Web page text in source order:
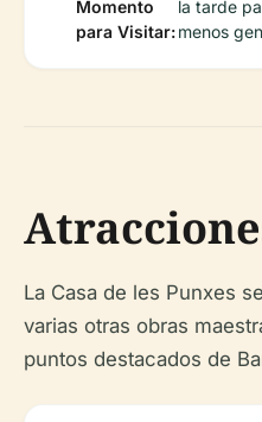
Momento
para Visitar:
la tarde
menos
La Casa de les Punxes
varias otras obras
puntos destacados de